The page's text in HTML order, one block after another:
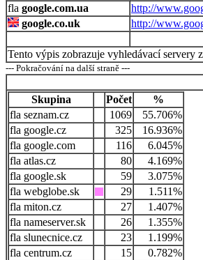
google.com.ua
http://
google.co.uk
http://
Tento výpis zobrazuje vyhledávací servery
--- Pokračování na další straně ---
Skupina
Počet
%
seznam.cz
1069
55.706%
google.cz
325
16.936%
google.com
116
6.045%
atlas.cz
80
4.169%
google.sk
59
3.075%
webglobe.sk
29
1.511%
miton.cz
27
1.407%
nameserver.sk
26
1.355%
slunecnice.cz
23
1.199%
centrum.cz
15
0.782%